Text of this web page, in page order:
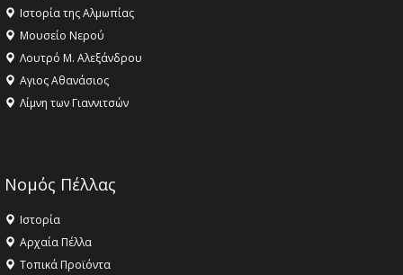
Ιστορία της Αλμωπίας
Μουσείο Νερού
Λουτρό Μ. Αλεξάνδρου
Αγιος Αθανάσιος
Λίμνη των Γιαννιτσών
Νομός Πέλλας
Ιστορία
Αρχαία Πέλλα
Τοπικά Προϊόντα